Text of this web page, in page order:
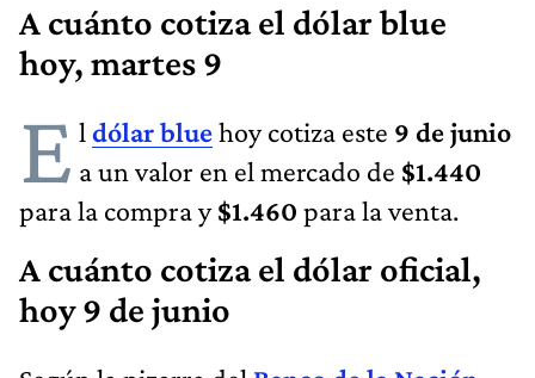
A cuánto cotiza el dólar blue
hoy, martes 9
E l dólar bluehoy cotiza este 9 de junio
a un valor en el mercado de $1.440
para la compra y$1.460 para la venta.
A cuánto cotiza el dólar oficial,
hoy 9 de junio